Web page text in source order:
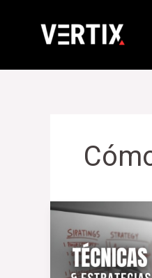
contenido
técnicas
comerciales
y
estrategias